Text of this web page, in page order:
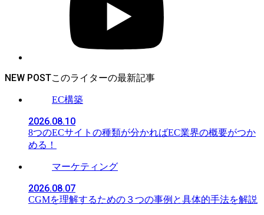
NEW POST
EC構築
2026.08.10
8つのECサイトの種類が分かればEC業界の概要がつか
める！
マーケティング
2026.08.07
CGMを理解するための３つの事例と具体的手法を解説